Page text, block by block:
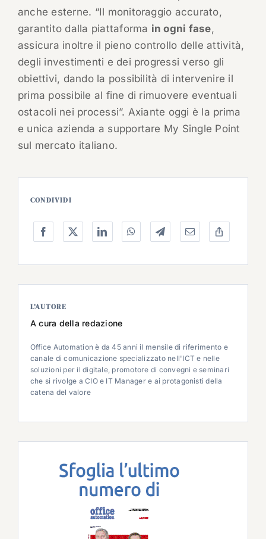
anche esterne. “Il monitoraggio accurato,
garantito dalla piattaforma in ogni fase,
assicura inoltre il pieno controllo delle attività,
degli investimenti e dei progressi verso gli
obiettivi, dando la possibilità di intervenire il
prima possibile al fine di rimuovere eventuali
ostacoli nei processi”. Axiante oggi è la prima
e unica azienda a supportare My Single Point
sul mercato italiano.
CONDIVIDI
L’AUTORE
A cura della redazione
Office Automation è da 45 anni il mensile di riferimento e
canale di comunicazione specializzato nell'ICT e nelle
soluzioni per il digitale, promotore di convegni e seminari
che si rivolge a CIO e IT Manager e ai protagonisti della
catena del valore